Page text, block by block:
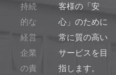
持続
的な
経営
企業
の責
客様の「安
心」のために
常に質の高い
サービスを目
指します。